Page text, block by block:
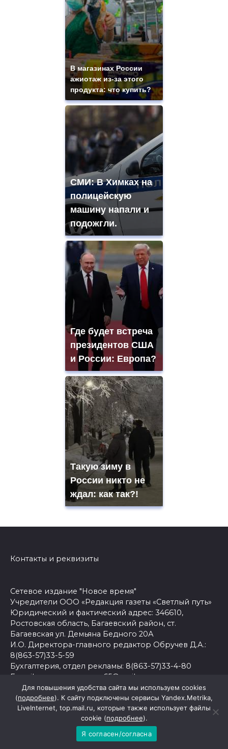
В магазинах России
ажиотаж из-за этого
продукта: что купить?
СМИ: В Химках на
полицейскую
машину напали и
подожгли.
Где будет встреча
президентов США
и России: Европа?
Такую зиму в
России никто не
ждал: как так?!
Контакты и реквизиты
Сетевое издание "Новое время"
Учредители ООО «Редакция газеты «Светлый путь»
Юридический и фактический адрес: 346610,
Ростовская область, Багаевский район, ст.
Багаевская ул. Демьяна Бедного 20А
И.О. Директора-главного редактор Обручев Д.А.:
8(863-57)33-5-59
Бухгалтерия, отдел рекламы: 8(863-57)33-4-80
E-mail редакции: conon65@mail.ru
Сетевое издание "Новое время" зарегистрировано
Федеральной службой по надзору в сфере связи,
информационных технологий и массовых
Регистрационный номер: серия Эл № ФС77-81544 от
Для повышения удобства сайта мы используем cookies
(подробнее). К сайту подключены сервисы Yandex.Metrika,
LiveInternet, top.mail.ru, которые также использует файлы
cookie (подробнее).
Я согласен/согласна